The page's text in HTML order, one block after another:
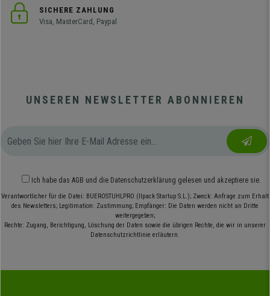
SICHERE ZAHLUNG
Visa, MasterCard, Paypal
UNSEREN NEWSLETTER ABONNIEREN
Ich habe das AGB und die Datenschutzerklärung gelesen und akzeptiere sie.
Verantwortlicher für die Datei: BUEROSTUHLPRO (Ilpack Startup S.L.); Zweck: Anfrage zum Erhalt
des Newsletters; Legitimation: Zustimmung; Empfänger: Die Daten werden nicht an Dritte
weitergegeben;
Rechte: Zugang, Berichtigung, Löschung der Daten sowie die übrigen Rechte, die wir in unserer
Datenschutzrichtlinie erläutern.